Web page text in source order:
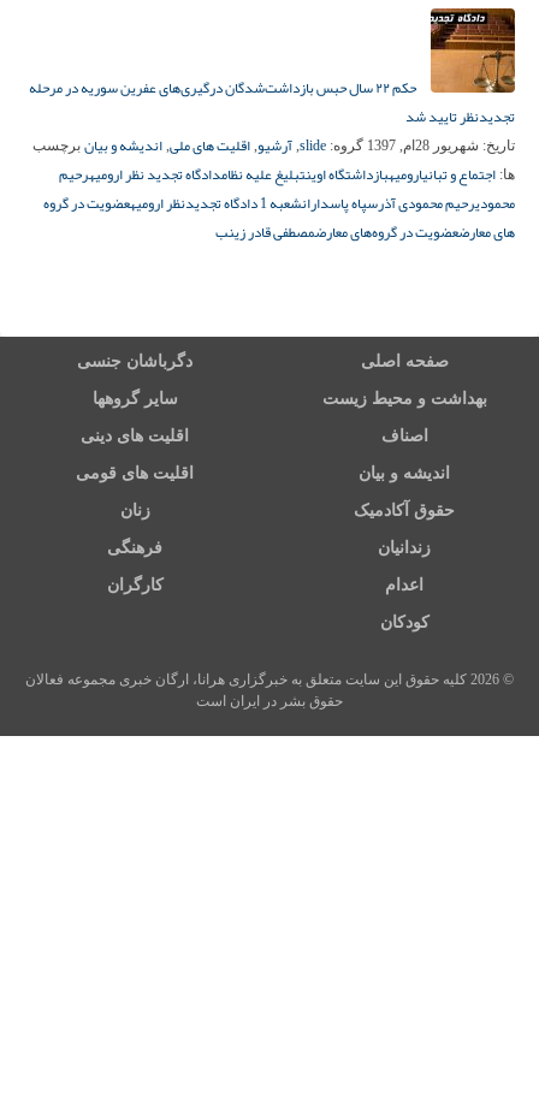
حکم ۲۲ سال حبس بازداشت‌شدگان درگیری‌های عفرین سوریه در مرحله
تجدیدنظر تایید شد
تاریخ: شهریور 28ام, 1397 گروه: slide
, آرشیو, اقلیت های ملی, اندیشه و بیان برچسب
ها: اجتماع و تبانیارومیهبازداشتگاه اوینتبلیغ علیه نظامدادگاه تجدید نظر ارومیهرحیم
محمودیرحیم محمودی آذرسپاه پاسدارانشعبه 1 دادگاه تجدیدنظر ارومیه
عضویت در گروه
های معارضعضویت در گروه‌های معارضمصطفی قادر زینب
صفحه اصلی دگرباشان جنسی
بهداشت و محیط زیست سایر گروهها
اصناف اقلیت های دینی
اندیشه و بیان اقلیت های قومی
حقوق آکادمیک زنان
زندانیان فرهنگی
اعدام کارگران
کودکان
© 2026 کلیه حقوق این سایت متعلق به خبرگزاری هرانا، ارگان خبری مجموعه فعالان
حقوق بشر در ایران است